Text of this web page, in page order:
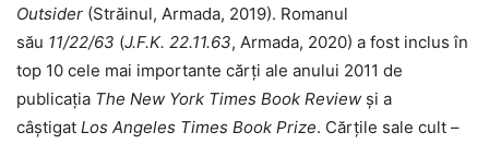
Outsider (Străinul, Armada, 2019). Romanul
său 11/22/63 (J.F.K. 22.11.63, Armada, 2020) a fost inclus în
top 10 cele mai importante cărți ale anului 2011 de
publicația The New York Times Book Review și a
câștigat Los Angeles Times Book Prize. Cărțile sale cult –